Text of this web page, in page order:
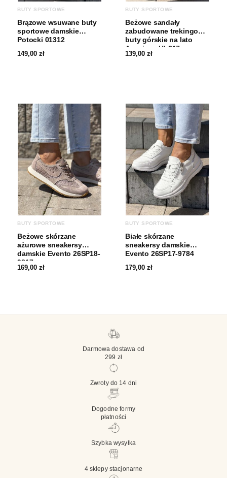
BUTY SPORTOWE
Brązowe wsuwane buty
sportowe damskie
Potocki 01312
149,00zł
BUTY SPORTOWE
Beżowe sandały
zabudowane trekingowe
buty górskie na lato
American HL217
139,00zł
BUTY SPORTOWE
Beżowe skórzane
ażurowe sneakersy
damskie Evento 26SP18-
9817
169,00zł
BUTY SPORTOWE
Białe skórzane
sneakersy damskie
Evento 26SP17-9784
179,00zł
Darmowa dostawa od
299 zł
Zwroty do 14 dni
Dogodne formy
płatności
Szybka wysyłka
4 sklepy stacjonarne